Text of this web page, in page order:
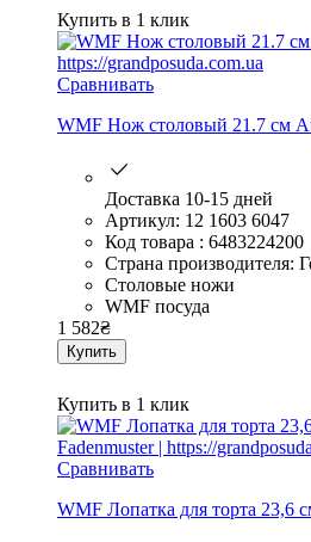
Купить в 1 клик
Сравнивать
WMF Нож столовый 21.7 см
Доставка 10-15 дней
Артикул: 12 1603 6047
Код товара : 6483224200
Страна производителя:
Столовые ножи
WMF посуда
1 582₴
Купить
Купить в 1 клик
Сравнивать
WMF Лопатка для торта 23,6